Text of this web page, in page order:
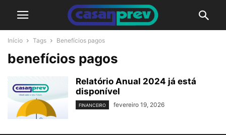
Início Tags Benefícios pagos
benefícios pagos
Relatório Anual 2024 já está
disponível
FINANCEIRO fevereiro 19, 2026